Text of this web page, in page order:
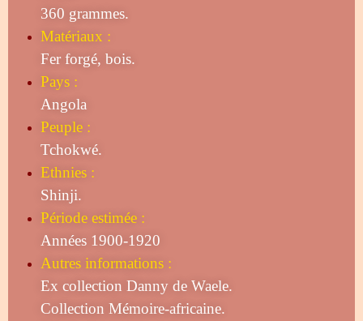
360 grammes.
Matériaux :
Fer forgé, bois.
Pays :
Angola
Peuple :
Tchokwé.
Ethnies :
Shinji.
Période estimée :
Années 1900-1920
Autres informations :
Ex collection Danny de Waele.
Collection Mémoire-africaine.